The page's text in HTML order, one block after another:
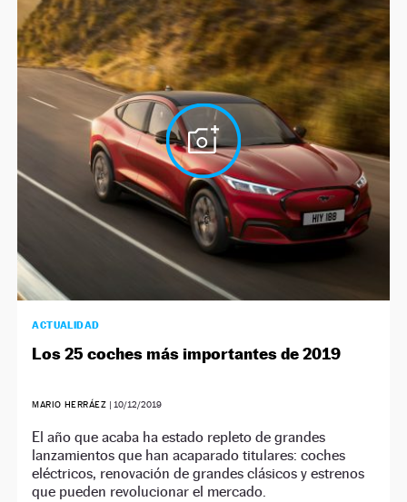
ACTUALIDAD
Los 25 coches más importantes de 2019
MARIO HERRÁEZ | 10/12/2019
El año que acaba ha estado repleto de grandes
lanzamientos que han acaparado titulares: coches
eléctricos, renovación de grandes clásicos y estrenos
que pueden revolucionar el mercado.